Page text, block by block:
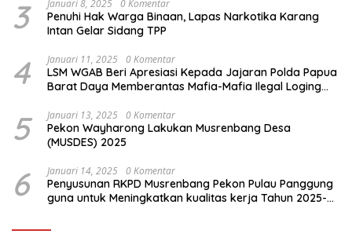
3 Januari 8, 2025 0 Komentar
Penuhi Hak Warga Binaan, Lapas Narkotika Karang
Intan Gelar Sidang TPP
4 Januari 11, 2025 0 Komentar
LSM WGAB Beri Apresiasi Kepada Jajaran Polda Papua
Barat Daya Memberantas Mafia-Mafia Ilegal Loging
5 Januari 13, 2025 0 Komentar
Pekon Wayharong Lakukan Musrenbang Desa
(MUSDES) 2025
6 Januari 14, 2025 0 Komentar
Penyusunan RKPD Musrenbang Pekon Pulau Panggung
guna untuk Meningkatkan kualitas kerja Tahun 2025-